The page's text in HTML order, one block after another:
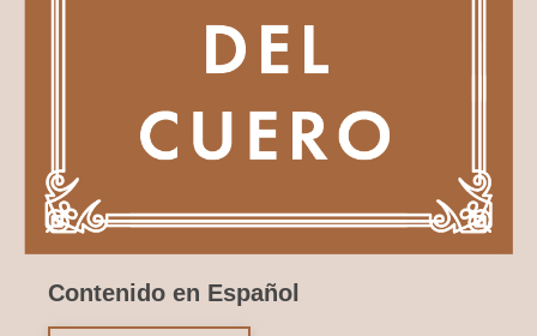
Contenido en Español